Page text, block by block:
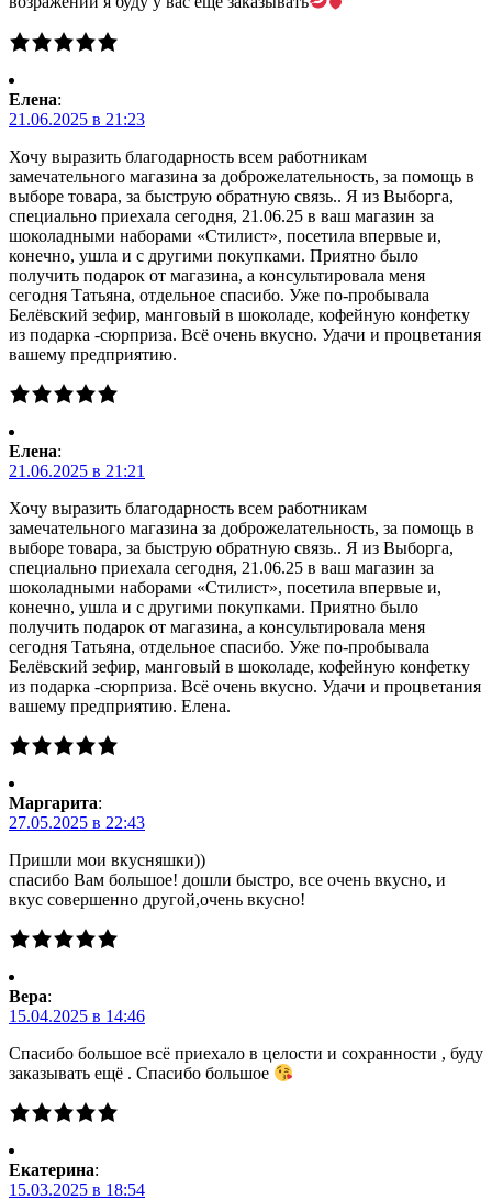
Елена:
21.06.2025 в 21:23
Хочу выразить благодарность всем работникам
замечательного магазина за доброжелательность, за помощь в
выборе товара, за быструю обратную связь.. Я из Выборга,
специально приехала сегодня, 21.06.25 в ваш магазин за
шоколадными наборами «Стилист», посетила впервые и,
конечно, ушла и с другими покупками. Приятно было
получить подарок от магазина, а консультировала меня
сегодня Татьяна, отдельное спасибо. Уже по-пробывала
Белёвский зефир, манговый в шоколаде, кофейную конфетку
из подарка -сюрприза. Всё очень вкусно. Удачи и процветания
вашему предприятию.
Елена:
21.06.2025 в 21:21
Хочу выразить благодарность всем работникам
замечательного магазина за доброжелательность, за помощь в
выборе товара, за быструю обратную связь.. Я из Выборга,
специально приехала сегодня, 21.06.25 в ваш магазин за
шоколадными наборами «Стилист», посетила впервые и,
конечно, ушла и с другими покупками. Приятно было
получить подарок от магазина, а консультировала меня
сегодня Татьяна, отдельное спасибо. Уже по-пробывала
Белёвский зефир, манговый в шоколаде, кофейную конфетку
из подарка -сюрприза. Всё очень вкусно. Удачи и процветания
вашему предприятию. Елена.
Маргарита:
27.05.2025 в 22:43
Пришли мои вкусняшки))
спасибо Вам большое! дошли быстро, все очень вкусно, и
вкус совершенно другой,очень вкусно!
Вера:
15.04.2025 в 14:46
Спасибо большое всё приехало в целости и сохранности , буду
заказывать ещё . Спасибо большое
Екатерина:
15.03.2025 в 18:54